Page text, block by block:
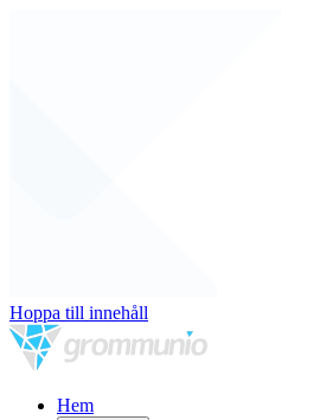
Hoppa till innehåll
Hem